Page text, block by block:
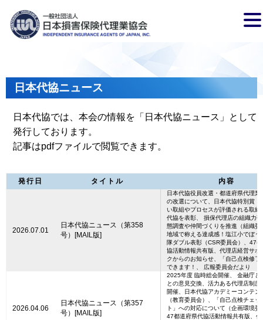
日本代協ニュース
日本代協では、本会の情報を「日本代協ニュース」として
発行しております。
記事はpdfファイルで閲覧できます。
発行日 タイトル 内容
2026.07.01
日本代協ニュース（第358
号）[MAIL版]
日本代協役員改選・都道府県代理業
の改選について、日本代協特別賞：
い取組やプロセスが評価される取組
代協を表彰、 損保代理店の組織力
態調査や仲間づくりを推進（組織委
地域で称える達成感！塩江小でぼう
隊ダブル表彰（CSR委員会）、47
協活動情報共有版、代理店経営サポ
クからのお知らせ、「自己点検修了
できます！、 広報委員会だより
2026.04.06
日本代協ニュース（第357
号）[MAIL版]
2025年度 臨時総会開催、 金融庁と
との意見交換、活力ある代理店制度
開催、日本代協アカデミーコンテン
（教育委員会）、「自己点検チェッ
ト」への対応について（企画環境委
47都道府県代協活動情報共有版、